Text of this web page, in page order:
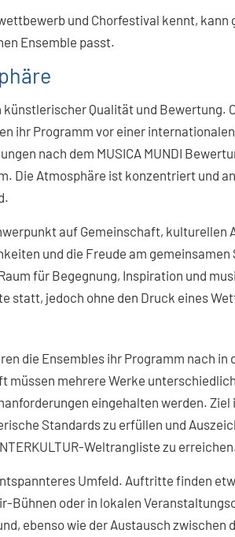
und Chorfestival kennt, kann
Ensemble passt.
künstlerischer Qualität und Bewertung.
ihr Programm vor einer
nach dem MUSICA MUNDI
Die Atmosphäre ist konzentriert und
auf Gemeinschaft, kulturellen
und die Freude am gemeinsamen
für Begegnung, Inspiration und
statt, jedoch ohne den Druck eines
die Ensembles ihr Programm nach in
müssen mehrere Werke
eingehalten werden. Ziel
Standards zu erfüllen und
Weltrangliste zu
Umfeld. Auftritte finden
Bühnen oder in lokalen
ebenso wie der Austausch zwischen